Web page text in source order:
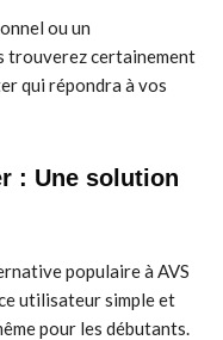
ou un
trouverez certainement
qui répondra à vos
: Une solution
populaire à AVS
utilisateur simple et
pour les débutants.